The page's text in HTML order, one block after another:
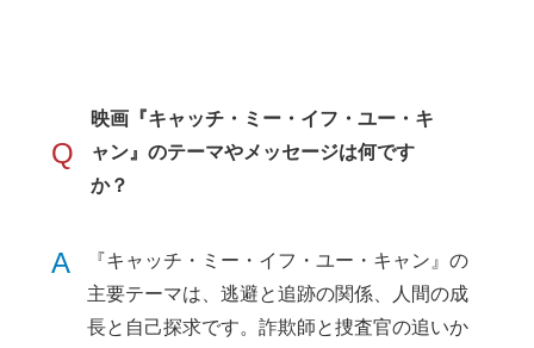
Q
映画『キャッチ・ミー・イフ・ユー・キ
ャン』のテーマやメッセージは何です
か？
A
『キャッチ・ミー・イフ・ユー・キャン』の
主要テーマは、逃避と追跡の関係、人間の成
長と自己探求です。詐欺師と捜査官の追いか